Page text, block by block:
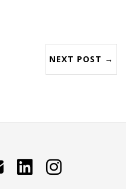
NEXT POST →
Contattami LinkedIn Instagram